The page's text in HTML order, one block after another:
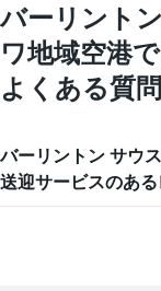
て
い
ま
す
表
軸
1​
本
バーリント
ワ地域空港
よくある質
バーリントン サウ
送迎サービスのあ